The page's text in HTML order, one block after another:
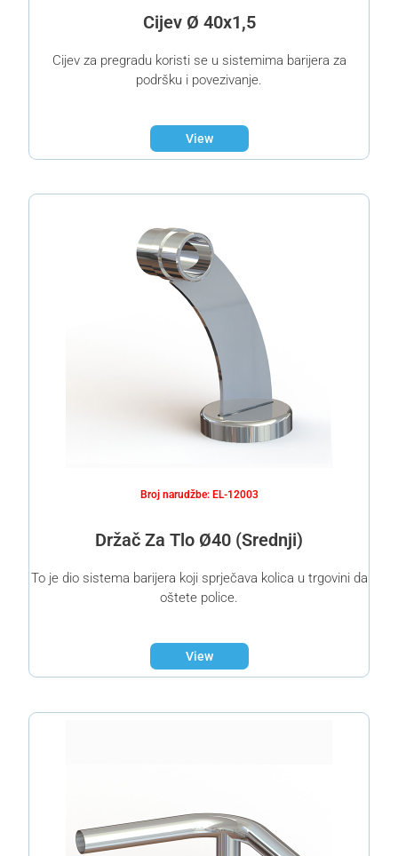
Cijev Ø 40x1,5
Cijev za pregradu koristi se u sistemima barijera za
podršku i povezivanje.
View
Broj narudžbe: EL-12003
Držač Za Tlo Ø40 (Srednji)
To je dio sistema barijera koji sprječava kolica u trgovini da
oštete police.
View